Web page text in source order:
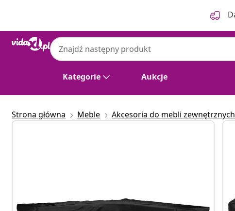
Kategorie Aukcje
Strona główna Meble Akcesoria do mebli zewnętrznych